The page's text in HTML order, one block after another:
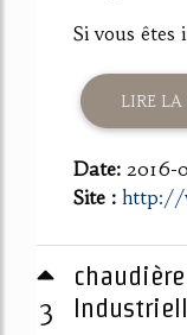
Si vous êtes
LIRE LA
Date: 2016-
Site : http://
3